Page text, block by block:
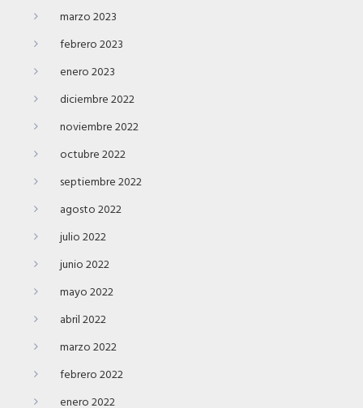
marzo 2023
febrero 2023
enero 2023
diciembre 2022
noviembre 2022
octubre 2022
septiembre 2022
agosto 2022
julio 2022
junio 2022
mayo 2022
abril 2022
marzo 2022
febrero 2022
enero 2022